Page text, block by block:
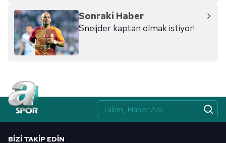
Sonraki Haber
Sneijder kaptan olmak istiyor!
BIZI TAKIP EDIN